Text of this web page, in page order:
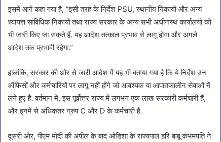
इसमें आगे कहा गया है, “इसी तरह के निर्देश PSU, स्थानीय निकायों और अन्य
स्वायत्त सांविधिक निकायों तथा राज्य सरकार के अन्य सभी अधीनस्थ कार्यालयों को
भी जारी किए जा सकते हैं. यह आदेश तत्काल प्रभाव से लागू होगा और अगले
आदेश तक प्रभावी रहेगा.”
हालांकि, सरकार की ओर से जारी आदेश में यह भी बताया गया है कि ये निर्देश उन
ऑफिसों और कर्मचारियों पर लागू नहीं होंगे जो आवश्यक या आपातकालीन सेवाओं में
लगे हुए हैं. वर्तमान में, इस पूर्वोत्तर राज्य में लगभग एक लाख सरकारी कर्मचारी हैं,
और इनमें से अधिकतर ग्रुप C और D के कर्मचारी हैं.
दूसरी ओर, पीएम मोदी की अपील के बाद ओडिशा के राज्यपाल हरि बाबू कंभमपति ने